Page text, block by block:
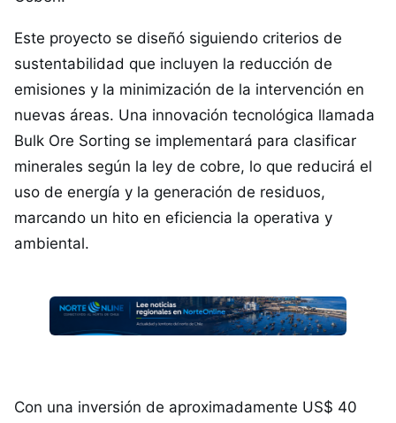
Este proyecto se diseñó siguiendo criterios de
sustentabilidad que incluyen la reducción de
emisiones y la minimización de la intervención en
nuevas áreas. Una innovación tecnológica llamada
Bulk Ore Sorting se implementará para clasificar
minerales según la ley de cobre, lo que reducirá el
uso de energía y la generación de residuos,
marcando un hito en eficiencia la operativa y
ambiental.
Con una inversión de aproximadamente US$ 40